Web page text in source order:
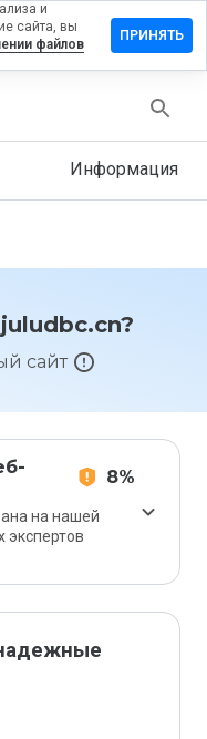
Информация
сайт
8%
на нашей
экспертов
и
сайта, вы
файлов
ПРИНЯТЬ